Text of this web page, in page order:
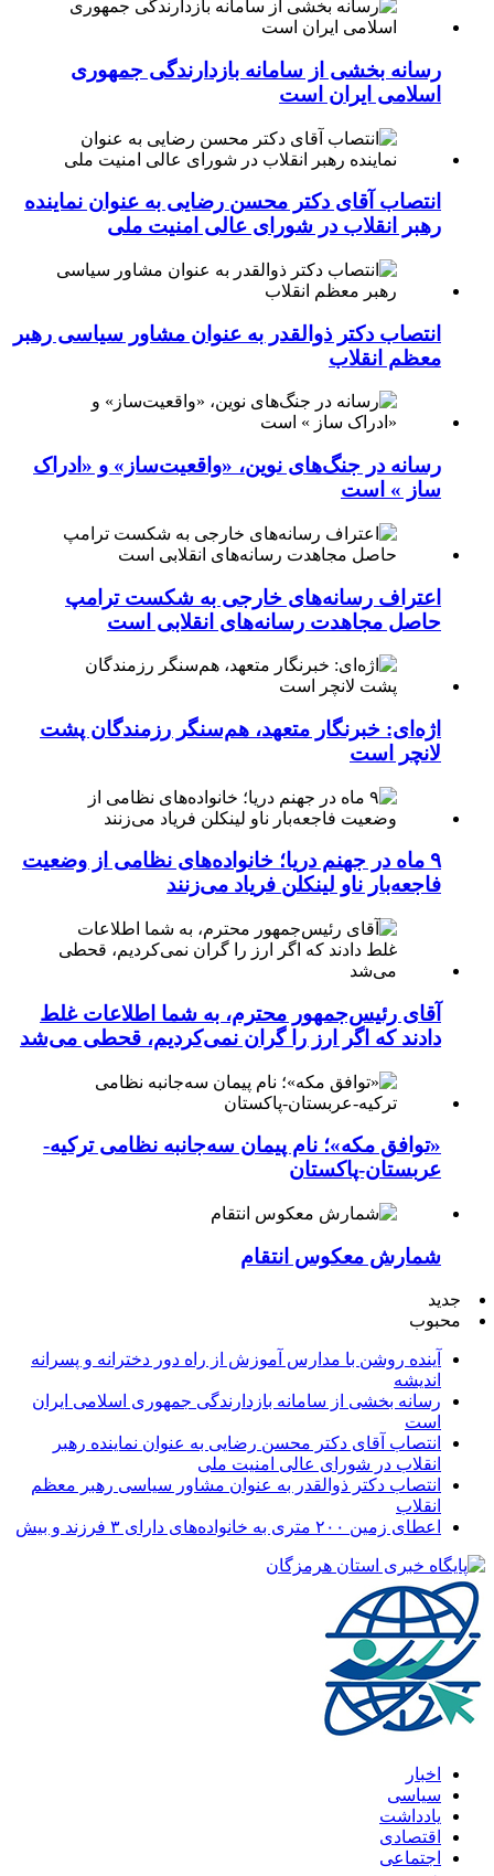
رسانه بخشی از سامانه بازدارندگی جمهوری
اسلامی ایران است
انتصاب آقای دکتر محسن رضایی به عنوان نماینده
رهبر انقلاب در شورای عالی امنیت ملی
انتصاب دکتر ذوالقدر به عنوان مشاور سیاسی رهبر
معظم انقلاب
رسانه در جنگ‌های نوین، «واقعیت‌ساز» و «ادراک
ساز » است
اعتراف رسانه‌های خارجی به شکست ترامپ
حاصل مجاهدت رسانه‌های انقلابی است
اژه‌ای: خبرنگار متعهد، هم‌سنگر رزمندگان پشت
لانچر است
۹ ماه در جهنم دریا؛ خانواده‌های نظامی از وضعیت
فاجعه‌بار ناو لینکلن فریاد می‌زنند
آقای رئیس‌جمهور محترم، به شما اطلاعات غلط
دادند که اگر ارز را گران نمی‌کردیم، قحطی می‌شد
«توافق مکه»؛ نام پیمان سه‌جانبه نظامی ترکیه-
عربستان-پاکستان
شمارش معکوس انتقام
جدید
محبوب
آینده روشن با مدارس آموزش از راه دور دخترانه و پسرانه
اندیشه
رسانه بخشی از سامانه بازدارندگی جمهوری اسلامی ایران
است
انتصاب آقای دکتر محسن رضایی به عنوان نماینده رهبر
انقلاب در شورای عالی امنیت ملی
انتصاب دکتر ذوالقدر به عنوان مشاور سیاسی رهبر معظم
انقلاب
اعطای زمین ۲۰۰ متری به خانواده‌های دارای ۳ فرزند و بیش
اخبار
سیاسی
یادداشت
اقتصادی
اجتماعی